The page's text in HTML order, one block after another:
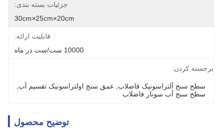
جزئیات بسته بندی:
30cm×25cm×20cm
قابلیت ارائه:
10000 ست/ست در ماه
برجسته کردن:
سطح سنج آلتراسونیک فاضلاب, عمق سنج اولتراسونیک تقسیم آب,
سطح سنج آب سونار فاضلاب
توضیح محصول